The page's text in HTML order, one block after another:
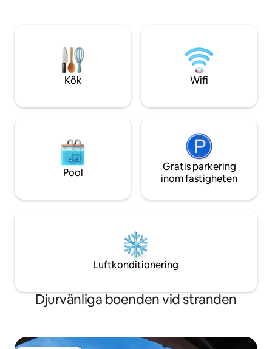
Platsen är behagligt lugn och idealisk för
den som vill koppla av. Vi är en azoriansk
gemenskap.
de vackraste
båt eller stig.
Kök Wifi
Pool
Gratis parkering
inom fastigheten
Luftkonditionering
Djurvänliga boenden vid stranden